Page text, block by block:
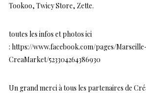
Tookoo, Twicy Store, Zette.
toutes les infos et photos ici
: https://www.facebook.com/pages/
CreaMarket/523304264386930
Un grand merci à tous les partenaires de